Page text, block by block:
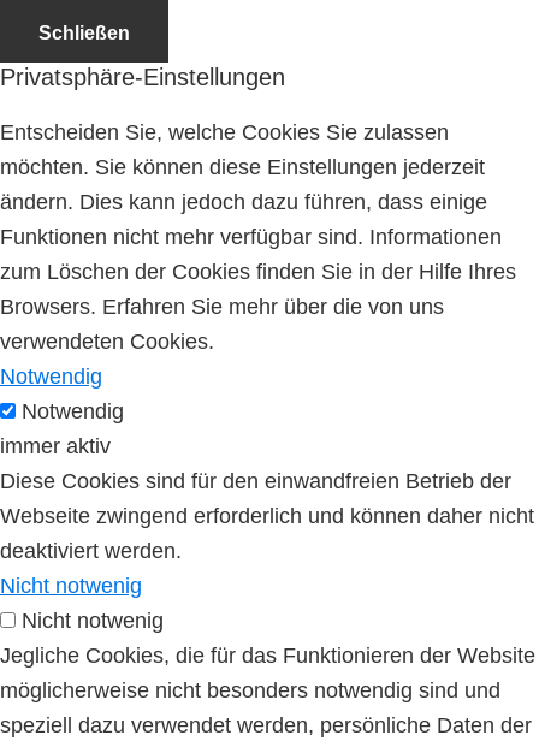
Schließen
Privatsphäre-Einstellungen
Entscheiden Sie, welche Cookies Sie zulassen
möchten. Sie können diese Einstellungen jederzeit
ändern. Dies kann jedoch dazu führen, dass einige
Funktionen nicht mehr verfügbar sind. Informationen
zum Löschen der Cookies finden Sie in der Hilfe Ihres
Browsers. Erfahren Sie mehr über die von uns
verwendeten Cookies.
Notwendig
Notwendig
immer aktiv
Diese Cookies sind für den einwandfreien Betrieb der
Webseite zwingend erforderlich und können daher nicht
deaktiviert werden.
Nicht notwenig
Nicht notwenig
Jegliche Cookies, die für das Funktionieren der Website
möglicherweise nicht besonders notwendig sind und
speziell dazu verwendet werden, persönliche Daten der